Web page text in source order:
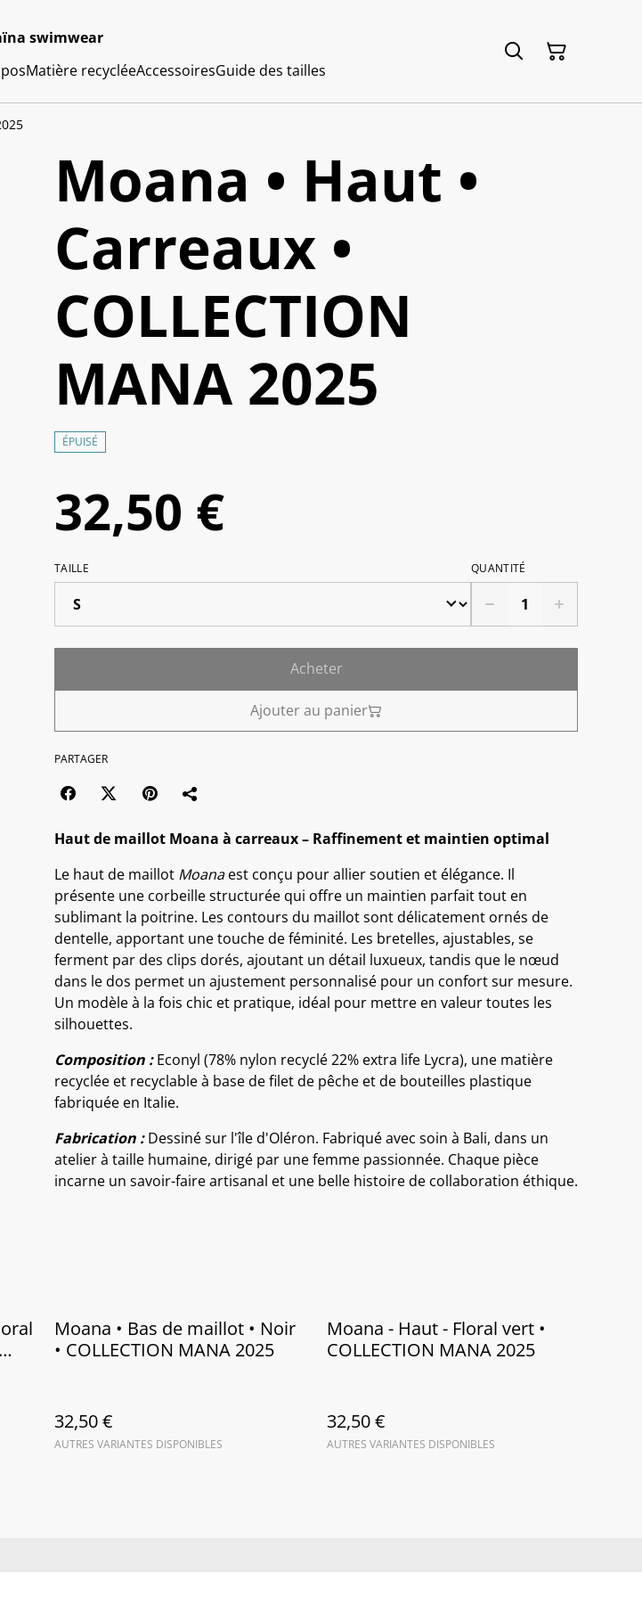
swimwear
Matière recycléeAccessoiresGuide des tailles
Moana • Haut •
Carreaux •
COLLECTION
MANA 2025
ÉPUISÉ
32,50 €
TAILLE QUANTITÉ
Acheter
Ajouter au panier
PARTAGER
Haut de maillot Moana à carreaux – Raffinement et maintien optimal
Le haut de maillot Moanaest conçu pour allier soutien et élégance. Il
présente une corbeille structurée qui offre un maintien parfait tout en
sublimant la poitrine. Les contours du maillot sont délicatement ornés de
dentelle, apportant une touche de féminité. Les bretelles, ajustables, se
ferment par des clips dorés, ajoutant un détail luxueux, tandis que le nœud
dans le dos permet un ajustement personnalisé pour un confort sur mesure.
Un modèle à la fois chic et pratique, idéal pour mettre en valeur toutes les
silhouettes.
Composition :Econyl (78% nylon recyclé 22% extra life Lycra), une matière
recyclée et recyclable à base de filet de pêche et de bouteilles plastique
fabriquée en Italie.
Fabrication :Dessiné sur l'île d'Oléron. Fabriqué avec soin à Bali, dans un
atelier à taille humaine, dirigé par une femme passionnée. Chaque pièce
incarne un savoir-faire artisanal et une belle histoire de collaboration éthique.
Moana • Bas de maillot • Noir
• COLLECTION MANA 2025
32,50 €
AUTRES VARIANTES DISPONIBLES
Moana - Haut - Floral vert •
COLLECTION MANA 2025
32,50 €
AUTRES VARIANTES DISPONIBLES